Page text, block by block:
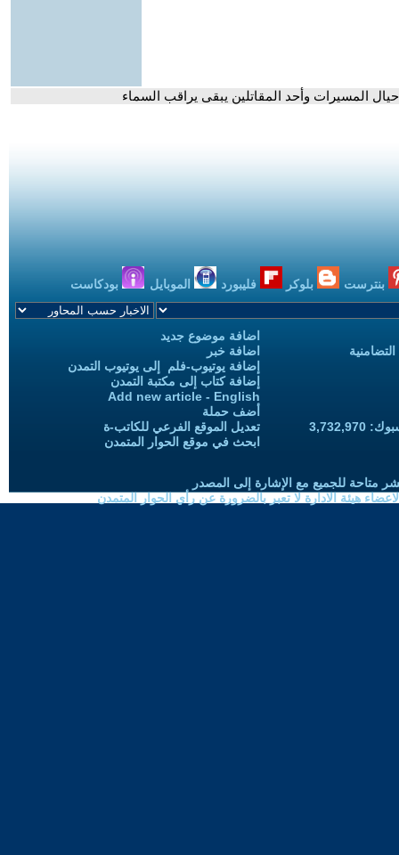
المسيرات وأحد المقاتلين يبقى يراقب السماء
بنترست بلوكر فليبورد الموبايل بودكاست
اضافة موضوع جديد
اضافة خبر
إضافة يوتيوب-فلم إلى يوتيوب التمدن
إضافة كتاب إلى مكتبة التمدن
Add new article - English
أضف حملة
تعديل الموقع الفرعي للكاتب-ة
ابحث في موقع الحوار المتمدن
متاحة للجميع مع الإشارة إلى المصدر
هيئة الادارة لا تعبر بالضرورة عن رأي الحوار المتمدن